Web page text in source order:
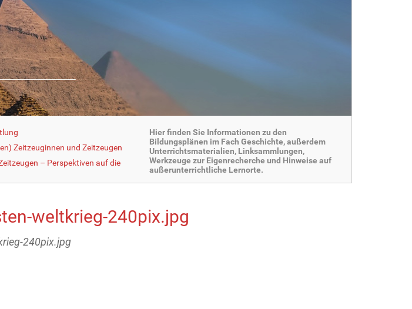
Zeitzeuginnen und Zeitzeugen
– Perspektiven auf die
Hier finden Sie Informationen zu den
Bildungsplänen im Fach Geschichte, außerdem
Unterrichtsmaterialien, Linksammlungen,
Werkzeuge zur Eigenrecherche und Hinweise auf
außerunterrichtliche Lernorte.
weltkrieg-240pix.jpg
240pix.jpg